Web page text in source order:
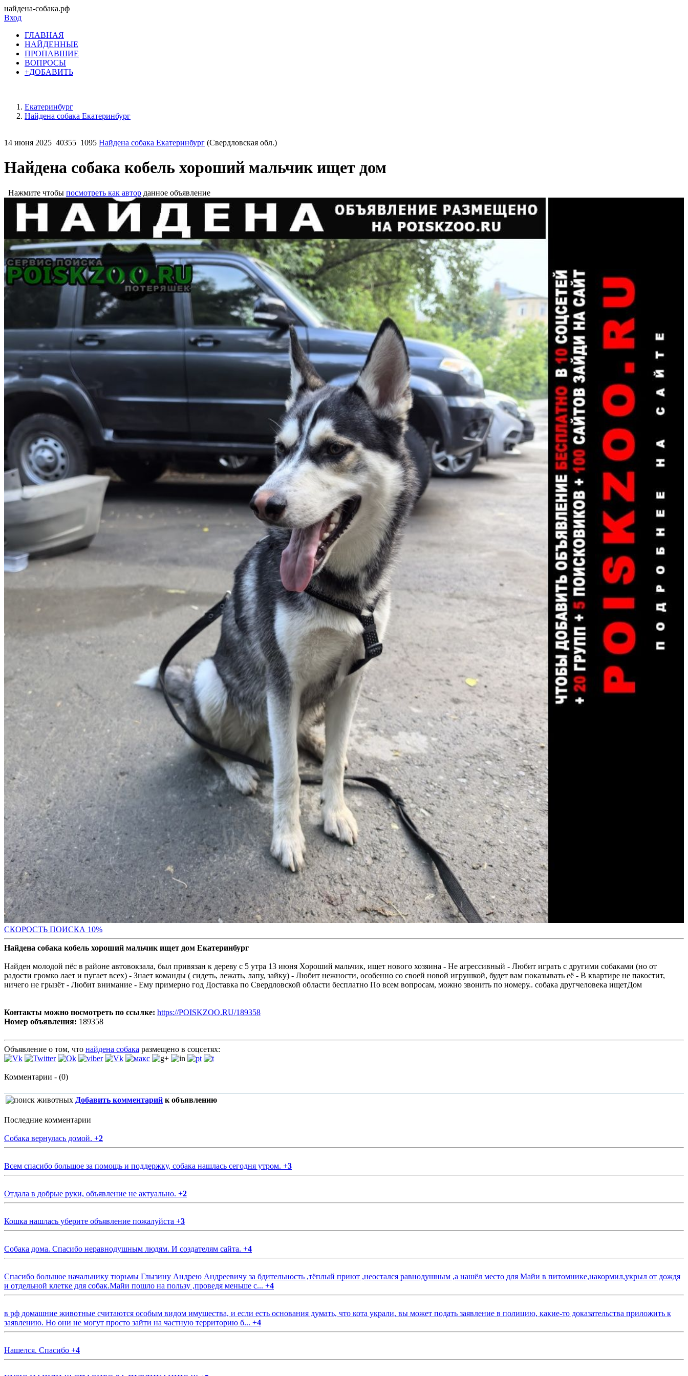
найдена-собака.рф
Вход
ГЛАВНАЯ
НАЙДЕННЫЕ
ПРОПАВШИЕ
ВОПРОСЫ
+ДОБАВИТЬ
Екатеринбург
Найдена собака Екатеринбург
14 июня 2025 40355 1095 Найдена собака Екатеринбург (Свердловская обл.)
Найдена собака кобель хороший мальчик ищет дом
Нажмите чтобы посмотреть как автор данное объявление
СКОРОСТЬ ПОИСКА 10%
Найдена собака кобель хороший мальчик ищет дом Екатеринбург
Найден молодой пёс в районе автовокзала, был привязан к дереву с 5 утра 13 июня Хороший мальчик, ищет нового хозяина - Не агрессивный - Любит играть с другими собаками (но от
радости громко лает и пугает всех) - Знает команды ( сидеть, лежать, лапу, зайку) - Любит нежности, особенно со своей новой игрушкой, будет вам показывать её - В квартире не пакостит,
ничего не грызёт - Любит внимание - Ему примерно год Доставка по Свердловской области бесплатно По всем вопросам, можно звонить по номеру.. собака другчеловека ищетДом
Контакты можно посмотреть по ссылке: https://POISKZOO.RU/189358
Номер объявления: 189358
Объявление о том, что найдена собака размещено в соцсетях:
Комментарии - (0)
Добавить комментарий к объявлению
Последние комментарии
Собака вернулась домой. +2
Всем спасибо большое за помощь и поддержку, собака нашлась сегодня утром. +3
Отдала в добрые руки, объявление не актуально. +2
Кошка нашлась уберите объявление пожалуйста +3
Собака дома. Спасибо неравнодушным людям. И создателям сайта. +4
Спасибо большое начальнику тюрьмы Глызину Андрею Андреевичу за бдительность ,тёплый приют ,неостался равнодушным ,а нашёл место для Майи в питомнике,накормил,укрыл от дождя
и отдельной клетке для собак.Майи пошло на пользу ,проведя меньше с... +4
в рф домашние животные считаются особым видом имущества, и если есть основания думать, что кота украли, вы может подать заявление в полицию, какие-то доказательства приложить к
заявлению. Но они не могут просто зайти на частную территорию б... +4
Нашелся. Спасибо +4